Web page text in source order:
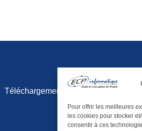
Pour offrir les meilleures
les cookies pour stocker
consentir à ces
Téléchargements